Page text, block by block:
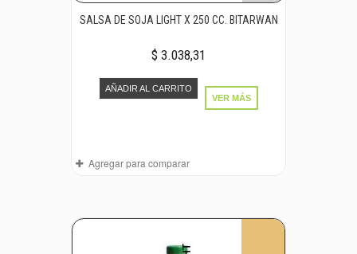
SALSA DE SOJA LIGHT X 250 CC. BITARWAN
$ 3.038,31
AÑADIR AL CARRITO
VER MÁS
Agregar para comparar